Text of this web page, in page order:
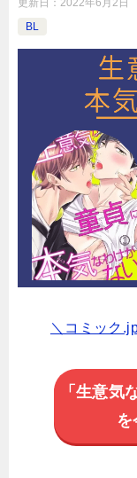
更新日： 2022年6月2日
BL
＼コミック
「生意気
を